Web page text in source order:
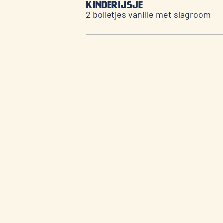
Kinderijsje
2 bolletjes vanille met slagroom